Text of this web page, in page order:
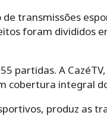
de transmissões
foram divididos
partidas. A
cobertura integral
produz as